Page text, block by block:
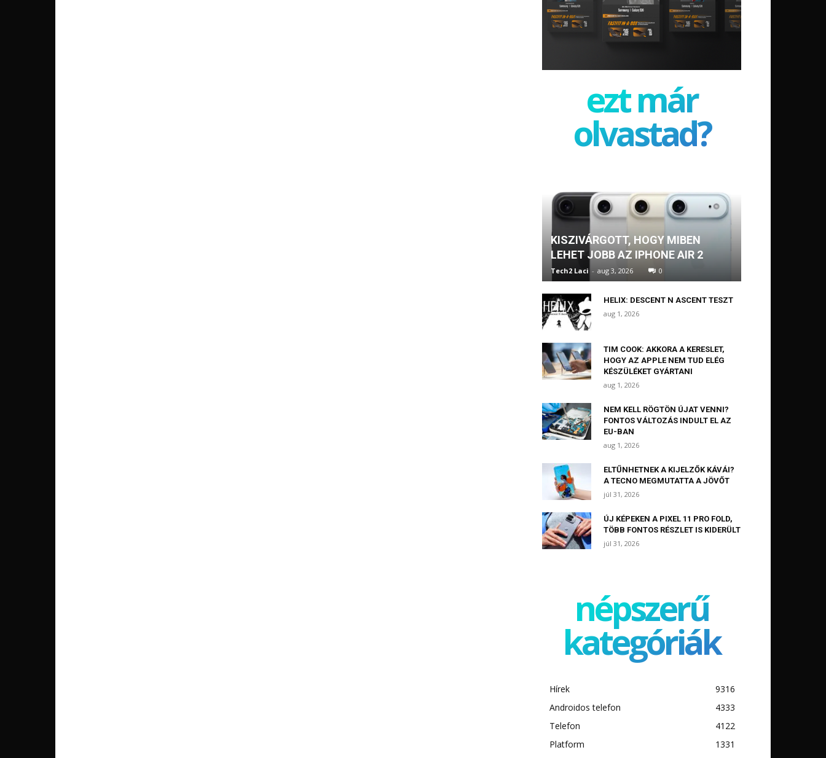
ezt már
olvastad?
KISZIVÁRGOTT, HOGY MIBEN
LEHET JOBB AZ IPHONE AIR 2
Tech2 Laci - aug 3, 2026 0
HELIX: DESCENT N ASCENT TESZT
aug 1, 2026
TIM COOK: AKKORA A KERESLET,
HOGY AZ APPLE NEM TUD ELÉG
KÉSZÜLÉKET GYÁRTANI
aug 1, 2026
NEM KELL RÖGTÖN ÚJAT VENNI?
FONTOS VÁLTOZÁS INDULT EL AZ
EU-BAN
aug 1, 2026
ELTŰNHETNEK A KIJELZŐK KÁVÁI?
A TECNO MEGMUTATTA A JÖVŐT
júl 31, 2026
ÚJ KÉPEKEN A PIXEL 11 PRO FOLD,
TÖBB FONTOS RÉSZLET IS KIDERÜLT
júl 31, 2026
népszerű
kategóriák
Hírek
9316
Androidos telefon
4333
Telefon
4122
Platform
1331